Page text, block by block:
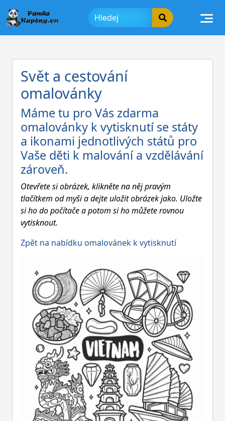
to
content
Svět a cestování
omalovánky
Máme tu pro Vás zdarma
omalovánky k vytisknutí se státy
a ikonami jednotlivých států pro
Vaše děti k malování a vzdělávání
zároveň.
Otevřete si obrázek, klikněte na něj pravým
tlačítkem od myši a dejte uložit obrázek jako. Uložte
si ho do počítače a potom si ho můžete rovnou
vytisknout.
Zpět na nabídku omalovánek k vytisknutí